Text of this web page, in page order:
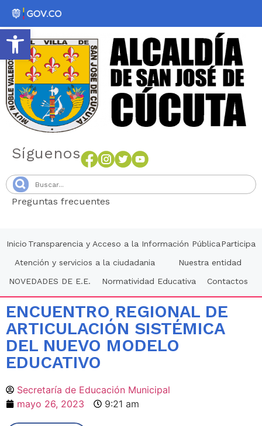
Abrir barra de herramientas
Síguenos
Preguntas frecuentes
Inicio Transparencia y Acceso a la Información PúblicaParticipa
Atención y servicios a la ciudadania
Nuestra entidad
NOVEDADES DE E.E.
Normatividad Educativa Contactos
ENCUENTRO REGIONAL DE
ARTICULACIÓN SISTÉMICA
DEL NUEVO MODELO
EDUCATIVO
Secretaría de Educación Municipal
mayo 26, 2023
9:21 am